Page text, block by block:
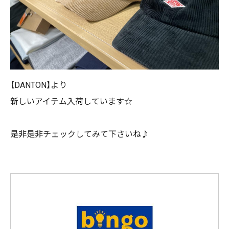
【DANTON】より
新しいアイテム入荷しています☆
是非是非チェックしてみて下さいね♪